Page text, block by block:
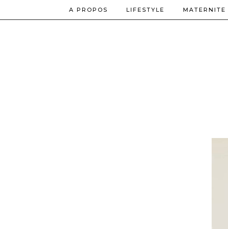
A PROPOS LIFESTYLE MATERNITE